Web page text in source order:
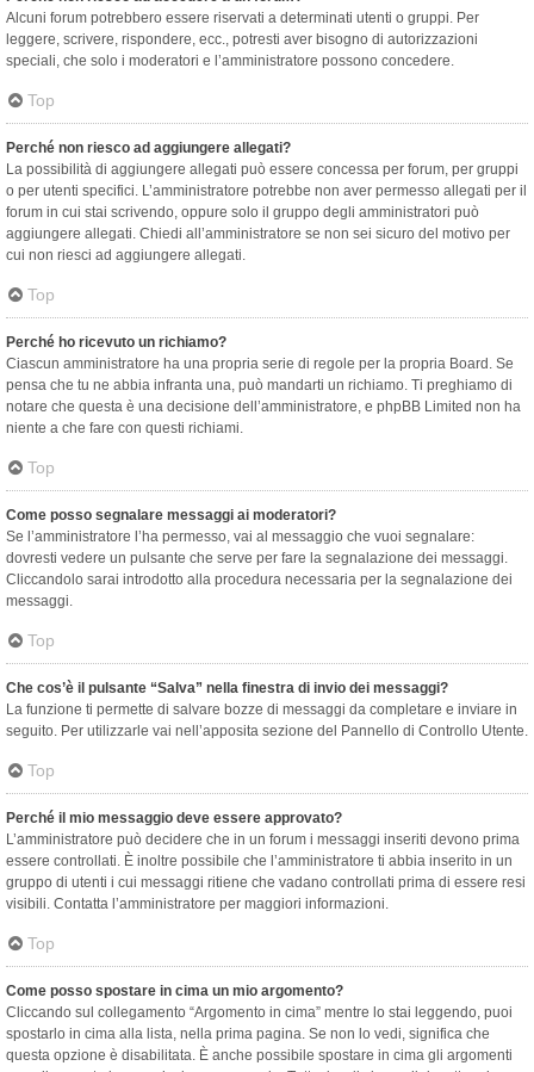
Alcuni forum potrebbero essere riservati a determinati utenti o gruppi. Per
leggere, scrivere, rispondere, ecc., potresti aver bisogno di autorizzazioni
speciali, che solo i moderatori e l’amministratore possono concedere.
Top
Perché non riesco ad aggiungere allegati?
La possibilità di aggiungere allegati può essere concessa per forum, per gruppi
o per utenti specifici. L’amministratore potrebbe non aver permesso allegati per il
forum in cui stai scrivendo, oppure solo il gruppo degli amministratori può
aggiungere allegati. Chiedi all’amministratore se non sei sicuro del motivo per
cui non riesci ad aggiungere allegati.
Top
Perché ho ricevuto un richiamo?
Ciascun amministratore ha una propria serie di regole per la propria Board. Se
pensa che tu ne abbia infranta una, può mandarti un richiamo. Ti preghiamo di
notare che questa è una decisione dell’amministratore, e phpBB Limited non ha
niente a che fare con questi richiami.
Top
Come posso segnalare messaggi ai moderatori?
Se l’amministratore l’ha permesso, vai al messaggio che vuoi segnalare:
dovresti vedere un pulsante che serve per fare la segnalazione dei messaggi.
Cliccandolo sarai introdotto alla procedura necessaria per la segnalazione dei
messaggi.
Top
Che cos’è il pulsante “Salva” nella finestra di invio dei messaggi?
La funzione ti permette di salvare bozze di messaggi da completare e inviare in
seguito. Per utilizzarle vai nell’apposita sezione del Pannello di Controllo Utente.
Top
Perché il mio messaggio deve essere approvato?
L’amministratore può decidere che in un forum i messaggi inseriti devono prima
essere controllati. È inoltre possibile che l’amministratore ti abbia inserito in un
gruppo di utenti i cui messaggi ritiene che vadano controllati prima di essere resi
visibili. Contatta l’amministratore per maggiori informazioni.
Top
Come posso spostare in cima un mio argomento?
Cliccando sul collegamento “Argomento in cima” mentre lo stai leggendo, puoi
spostarlo in cima alla lista, nella prima pagina. Se non lo vedi, significa che
questa opzione è disabilitata. È anche possibile spostare in cima gli argomenti